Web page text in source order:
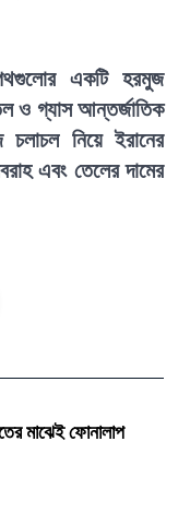
একটি হরমুজ
ও গ্যাস আন্তর্জাতিক
নিয়ে ইরানের
এবং তেলের দামের
মাঝেই ফোনালাপ